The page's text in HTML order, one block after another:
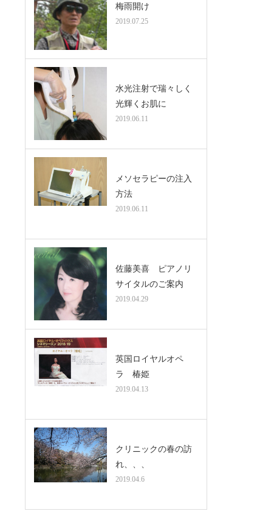
梅雨開け
2019.07.25
水光注射で瑞々しく
光輝くお肌に
2019.06.11
メソセラピーの注入
方法
2019.06.11
佐藤美喜 ピアノリ
サイタルのご案内
2019.04.29
英国ロイヤルオペ
ラ 椿姫
2019.04.13
クリニックの春の訪
れ、、、
2019.04.6